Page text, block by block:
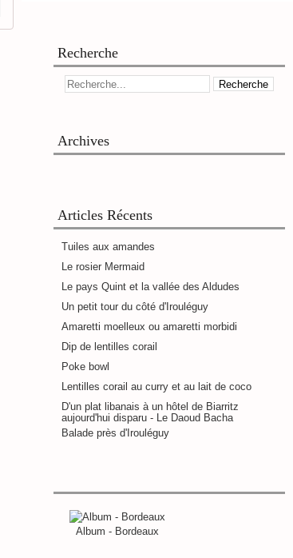
Recherche
Archives
Articles Récents
Tuiles aux amandes
Le rosier Mermaid
Le pays Quint et la vallée des Aldudes
Un petit tour du côté d'Irouléguy
Amaretti moelleux ou amaretti morbidi
Dip de lentilles corail
Poke bowl
Lentilles corail au curry et au lait de coco
D'un plat libanais à un hôtel de Biarritz
aujourd'hui disparu - Le Daoud Bacha
Balade près d'Irouléguy
Album - Bordeaux